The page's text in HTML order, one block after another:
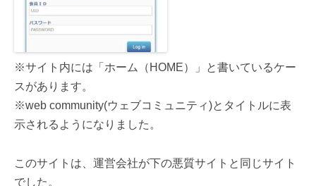
※サイト内には「ホーム（HOME）」と書いているケー
スがあります。
※web community(ウェブコミュニティ)とタイトルに表
示されるようになりました。
このサイトは、運営会社が下の悪質サイトと同じサイト
でした。